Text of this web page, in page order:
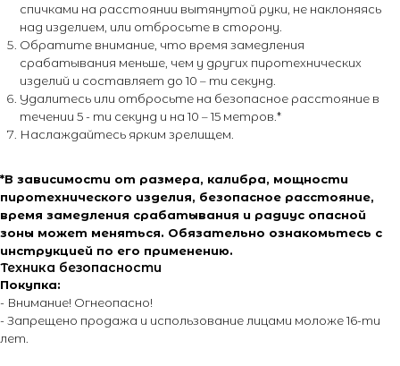
спичками на расстоянии вытянутой руки, не наклоняясь
над изделием, или отбросьте в сторону.
Обратите внимание, что время замедления
срабатывания меньше, чем у других пиротехнических
изделий и составляет до 10 – ти секунд.
Удалитесь или отбросьте на безопасное расстояние в
течении 5 - ти секунд и на 10 – 15 метров.*
Наслаждайтесь ярким зрелищем.
*В зависимости от размера, калибра, мощности
пиротехнического изделия, безопасное расстояние,
время замедления срабатывания и радиус опасной
зоны может меняться. Обязательно ознакомьтесь с
инструкцией по его применению.
Техника безопасности
Покупка:
- Внимание! Огнеопасно!
- Запрещено продажа и использование лицами моложе 16-ти
лет.
О компании
Контакты
Поставщики
Новости
Каталог
+7 (495) 795-50-50
ежедневно с 10:00 до 20:00
Адрес офиса:
г. Москва, ул. Тимирязевская, д. 2/3